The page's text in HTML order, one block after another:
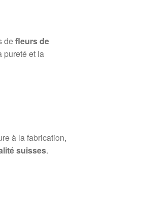
defleurs de
pureté et la
à la fabrication,
suisses.